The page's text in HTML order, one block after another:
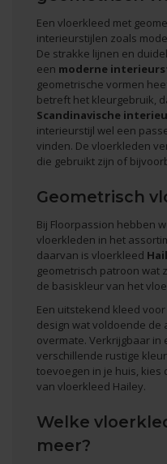
Een vloerkleed met
interieurstijlen zoals
De strakke lijnen en
een moderne
geometrische vormen
betreft het kleurgebruik,
Scandinavische
interieurstijl wel een
vinden. De vloerkleden
die gebruikt zijn of
Geometrisch
Bij Floorpassion hebben
vloerkleden in het
daarvan is vloerkleed
geometrisch patroon wat
de basiskleur van het
Een uitstekend kleed
design wat voldoende de
overmate. Verkrijgbaar
verschillende rustige
toevoegen in je huis,
van vloerkleed Hailey.
Welke
meer?